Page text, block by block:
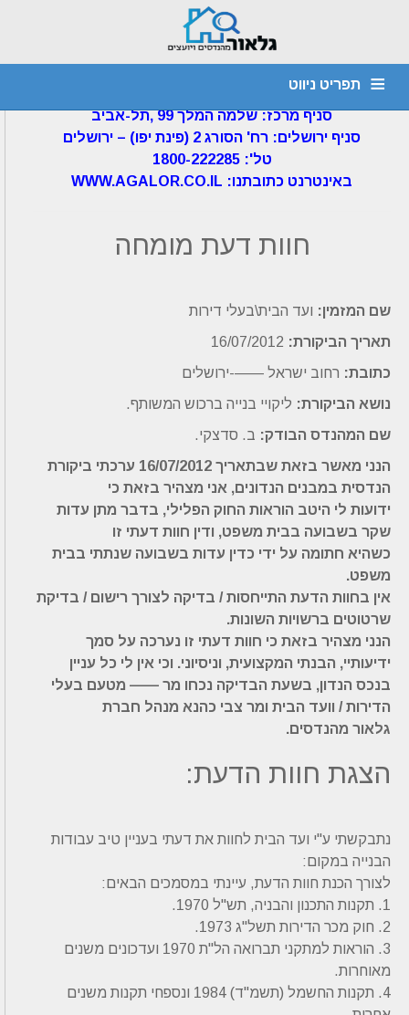
תפריט ניווט
יועץ איטום חוות דעת הנדסית מהנדס קונסטרוקציה
חוות דעת הנדסית »חוות דעת
הנדסית – ביקורת רכוש משותף – 16/07/12
גלאור מהנדסים ויועצים בע"מ
סניף מרכז: שלמה המלך 99 ,תל-אביב
סניף ירושלים: רח' הסורג 2 (פינת יפו) – ירושלים
1800-222285 :'טל
WWW.AGALOR.CO.IL :באינטרנט כתובתנו
חוות דעת מומחה
שם המזמין: ועד הבית\בעלי דירות
תאריך הביקורת: 16/07/2012
כתובת: רחוב ישראל ——-ירושלים
נושא הביקורת: ליקויי בנייה ברכוש המשותף.
שם המהנדס הבודק: ב. סדצקי.
הנני מאשר בזאת שבתאריך 16/07/2012 ערכתי ביקורת
הנדסית במבנים הנדונים, אני מצהיר בזאת כי
ידועות לי היטב הוראות החוק הפלילי, בדבר מתן עדות
שקר בשבועה בבית משפט, ודין חוות דעתי זו
כשהיא חתומה על ידי כדין עדות בשבועה שנתתי בבית
משפט.
אין בחוות הדעת התייחסות / בדיקה לצורך רישום / בדיקת
שרטוטים ברשויות השונות.
הנני מצהיר בזאת כי חוות דעתי זו נערכה על סמך
ידיעותיי, הבנתי המקצועית, וניסיוני. וכי אין לי כל עניין
בנכס הנדון, בשעת הבדיקה נכחו מר —— מטעם בעלי
הדירות / וועד הבית ומר צבי כהנא מנהל חברת
גלאור מהנדסים.
הצגת חוות הדעת:
נתבקשתי ע"י ועד הבית לחוות את דעתי בעניין טיב עבודות
הבנייה במקום:
לצורך הכנת חוות הדעת, עיינתי במסמכים הבאים:
1. תקנות התכנון והבניה, תש"ל 1970.
2. חוק מכר הדירות תשל"ג 1973.
3. הוראות למתקני תברואה הל"ת 1970 ועדכונים משנים
מאוחרות.
4. תקנות החשמל (תשמ"ד) 1984 ונספחי תקנות משנים